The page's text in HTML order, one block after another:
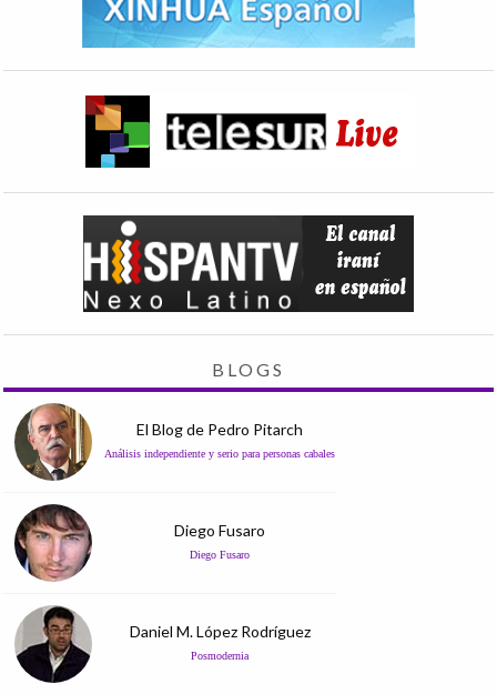
BLOGS
El Blog de Pedro Pitarch
Análisis independiente y serio para personas cabales
Diego Fusaro
Diego Fusaro
Daniel M. López Rodríguez
Posmodernia